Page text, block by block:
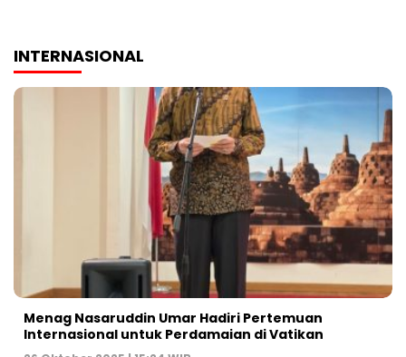
INTERNASIONAL
Menag Nasaruddin Umar Hadiri Pertemuan
Internasional untuk Perdamaian di Vatikan